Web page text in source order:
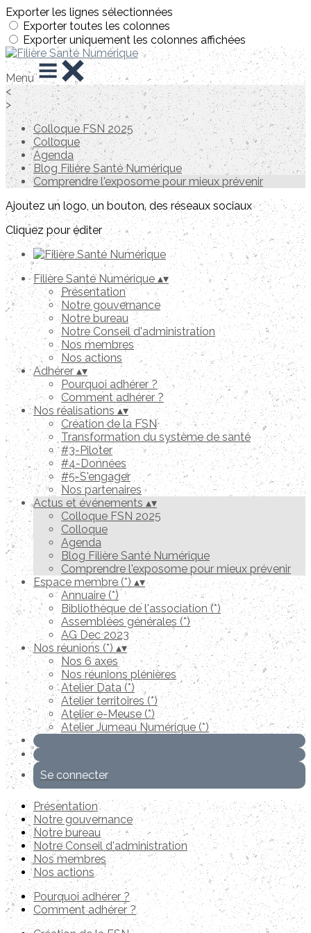
Exporter les lignes sélectionnées
Exporter toutes les colonnes
Exporter uniquement les colonnes affichées
Menu
<
>
Colloque FSN 2025
Colloque
Agenda
Blog Filière Santé Numérique
Comprendre l'exposome pour mieux prévenir
Ajoutez un logo, un bouton, des réseaux sociaux
Cliquez pour éditer
Filière Santé Numérique ▴▾
Présentation
Notre gouvernance
Notre bureau
Notre Conseil d'administration
Nos membres
Nos actions
Adhérer ▴▾
Pourquoi adhérer ?
Comment adhérer ?
Nos réalisations▴▾
Création de la FSN
Transformation du système de santé
#3-Piloter
#4-Données
#5-S'engager
Nos partenaires
Actus et événements ▴▾
Colloque FSN 2025
Colloque
Agenda
Blog Filière Santé Numérique
Comprendre l'exposome pour mieux prévenir
Espace membre (*)▴▾
Annuaire (*)
Bibliothèque de l'association (*)
Assemblées générales (*)
AG Dec 2023
Nos réunions (*) ▴▾
Nos 6 axes
Nos réunions plénières
Atelier Data (*)
Atelier territoires (*)
Atelier e-Meuse (*)
Atelier Jumeau Numérique (*)
Se connecter
Présentation
Notre gouvernance
Notre bureau
Notre Conseil d'administration
Nos membres
Nos actions
Pourquoi adhérer ?
Comment adhérer ?